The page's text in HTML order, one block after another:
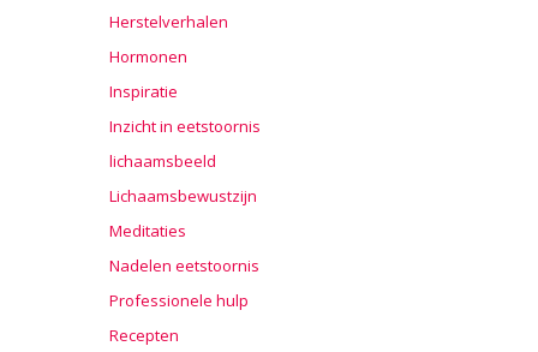
Herstelverhalen
Hormonen
Inspiratie
Inzicht in eetstoornis
lichaamsbeeld
Lichaamsbewustzijn
Meditaties
Nadelen eetstoornis
Professionele hulp
Recepten